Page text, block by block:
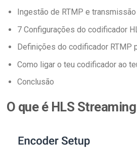
Ingestão de RTMP e
7 Configurações do codificador
Definições do codificador RTMP
Como ligar o teu codificador ao
Conclusão
O que é HLS